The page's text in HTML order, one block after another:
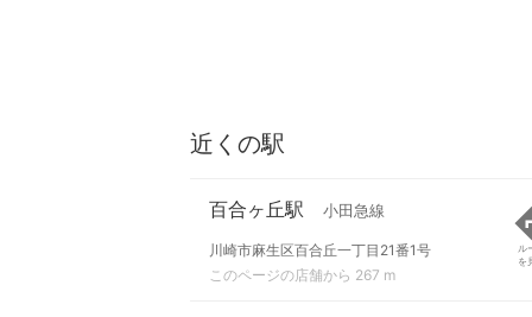
近くの駅
百合ヶ丘駅 小田急線
川崎市麻生区百合丘一丁目21番1号
このページの店舗から 267 m
ル
を